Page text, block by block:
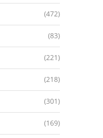
(472)
(83)
(221)
(218)
(301)
(169)